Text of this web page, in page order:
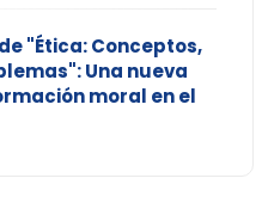
"Ética: Conceptos,
Una nueva
moral en el